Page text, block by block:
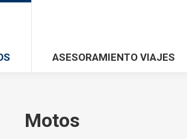
ASESORAMIENTO VIAJES
Motos